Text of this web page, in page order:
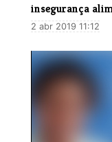
insegurança
2 abr 2019 11:12